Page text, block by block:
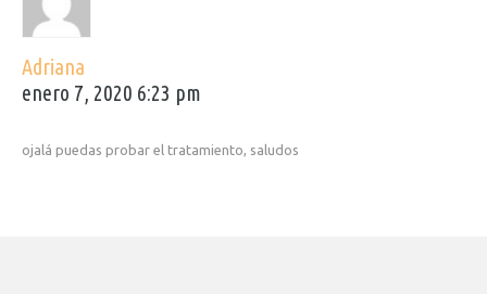
Adriana
enero 7, 2020 6:23 pm
ojalá puedas probar el tratamiento, saludos